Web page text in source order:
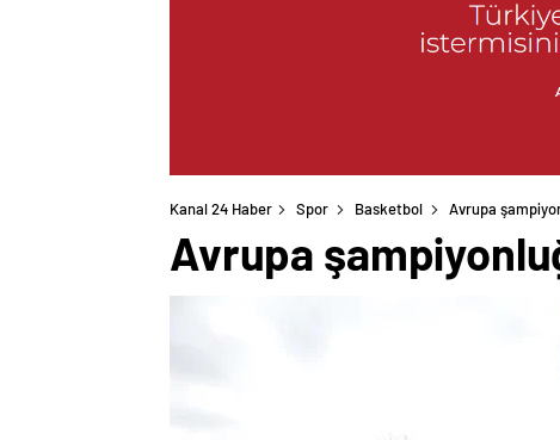
Kanal 24 Haber Spor Basketbol Avrupa
Avrupa